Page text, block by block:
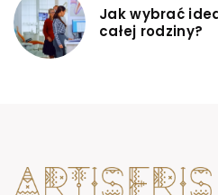
Jak wybrać
całej rodziny?